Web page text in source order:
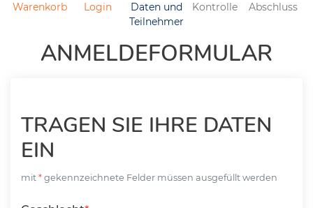
Warenkorb Login
Daten und
Teilnehmer
Kontrolle Abschluss
ANMELDEFORMULAR
TRAGEN SIE IHRE DATEN
EIN
mit gekennzeichnete Felder müssen ausgefüllt werden